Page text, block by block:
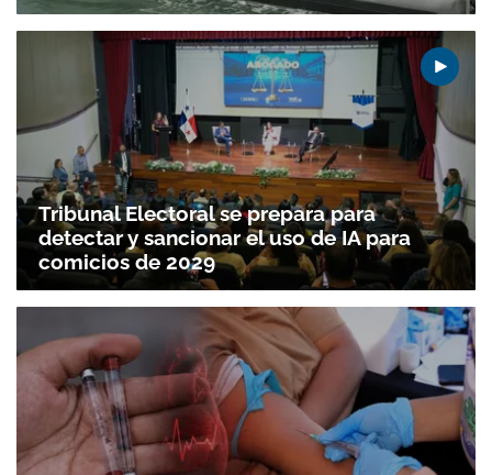
Tribunal Electoral se prepara para
detectar y sancionar el uso de IA para
comicios de 2029